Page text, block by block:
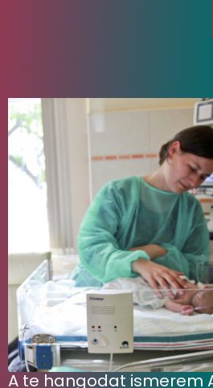
A te hangodat ismerem